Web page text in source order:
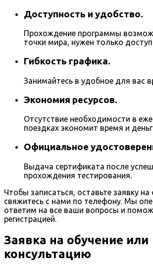
Доступность и удобство.
Прохождение программы
точки мира, нужен только доступ
Гибкость графика.
Занимайтесь в удобное для вас
Экономия ресурсов.
Отсутствие необходимости в
поездках экономит время и
Официальное
Выдача сертификата после
прохождения тестирования.
Чтобы записаться, оставьте заявку на
свяжитесь с нами по телефону. Мы
ответим на все ваши вопросы и
регистрацией.
Заявка на обучение или
консультацию